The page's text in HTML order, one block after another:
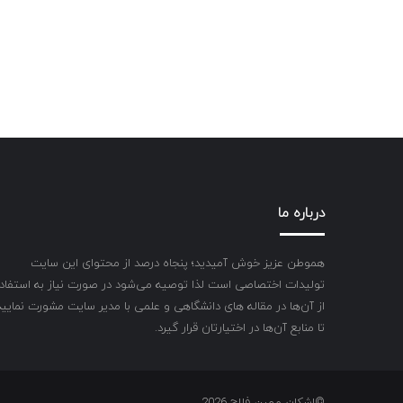
درباره ما
هموطن عزیز خوش آمیدید؛ پنجاه درصد از محتوای این سایت
تولیدات اختصاصی است لذا توصیه می‌شود در صورت نیاز به
از آن‌ها در مقاله های دانشگاهی و علمی با مدیر سایت مشورت
تا منابع آن‌ها در اختیارتان قرار گیرد.